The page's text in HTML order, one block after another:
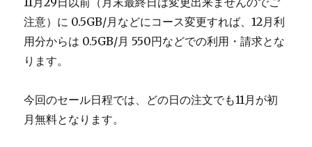
注意）に 0.5GB/月などにコース変更すれば、12月利
用分からは 0.5GB/月 550円などでの利用・請求とな
ります。
今回のセール日程では、どの日の注文でも11月が初
月無料となります。